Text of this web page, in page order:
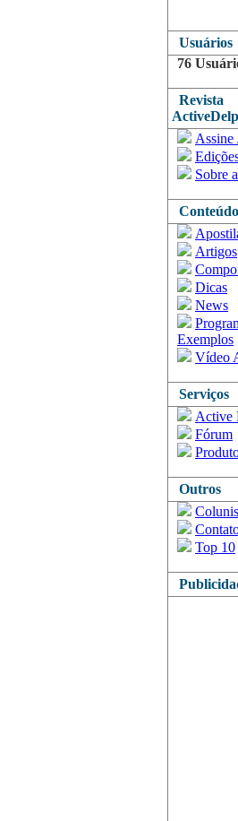
Usuários
76
Revista
Assine
Sobre
Conteúdo
Artigos
Dicas
News
Exemplos
Vídeo
Serviços
Active
Fórum
Outros
Top 10